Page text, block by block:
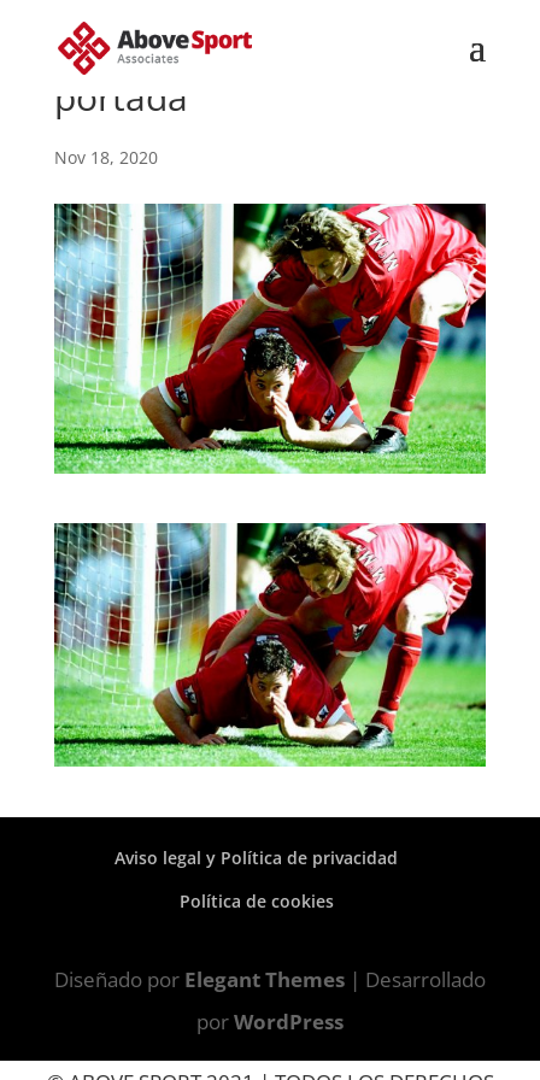
portada
Nov 18, 2020
Aviso legal y Política de privacidad
Política de cookies
Diseñado por Elegant Themes| Desarrollado
porWordPress